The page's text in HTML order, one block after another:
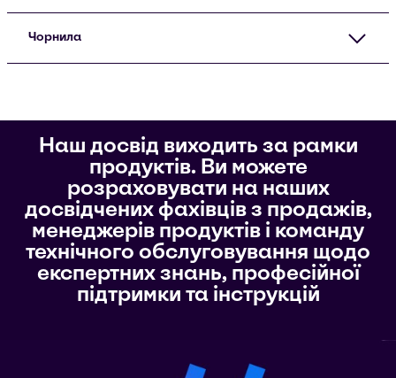
Чорнила
Наш досвід виходить за рамки
продуктів. Ви можете
розраховувати на наших
досвідчених фахівців з продажів,
менеджерів продуктів і команду
технічного обслуговування щодо
експертних знань, професійної
підтримки та інструкцій